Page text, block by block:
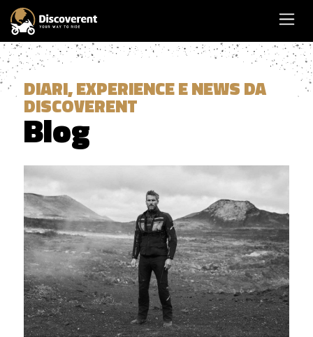
DIARI, EXPERIENCE E NEWS DA
DISCOVERENT
Blog